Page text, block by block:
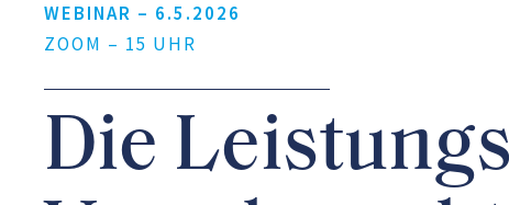
WEBINAR – 6.5.2026
ZOOM – 15 UHR
Die